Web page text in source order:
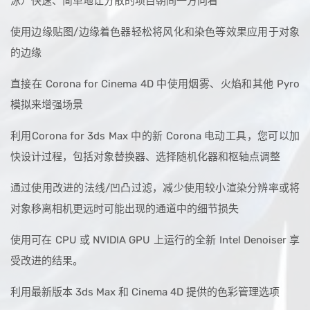
使用边缘贴图/边缘着色器轻松将风化和染色等效果应用于对象
的边缘
直接在 Corona for Cinema 4D 中使用烟雾、火焰和其他 Pyro
模拟来增强场景
利用Corona for 3ds Max 中的新 Corona 电动工具，您可以加
快设计过程，包括对象替换器、选择随机化器和枢轴点调整
通过使用改进的法线/凹凸过滤，减少使用较小渲染分辨率或将
对象移离相机更远时可能出现的通道中的细节损失
使用可在 CPU 或 NVIDIA GPU 上运行的全新 Intel Denoiser 享
受改进的结果。
利用最新版本 3ds Max 和 Cinema 4D 提供的色彩管理选项